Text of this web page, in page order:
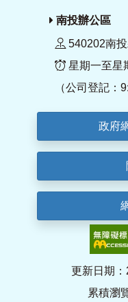
南投辦公區
540202南
星期一至星
（公司登記：
政府
更新日期
累積瀏